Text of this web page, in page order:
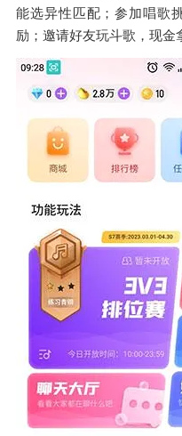
能选异性匹配；参加唱歌
励；邀请好友玩斗歌，现金